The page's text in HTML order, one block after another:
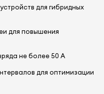
для гибридных
для повышения
не более 50 А
для оптимизации